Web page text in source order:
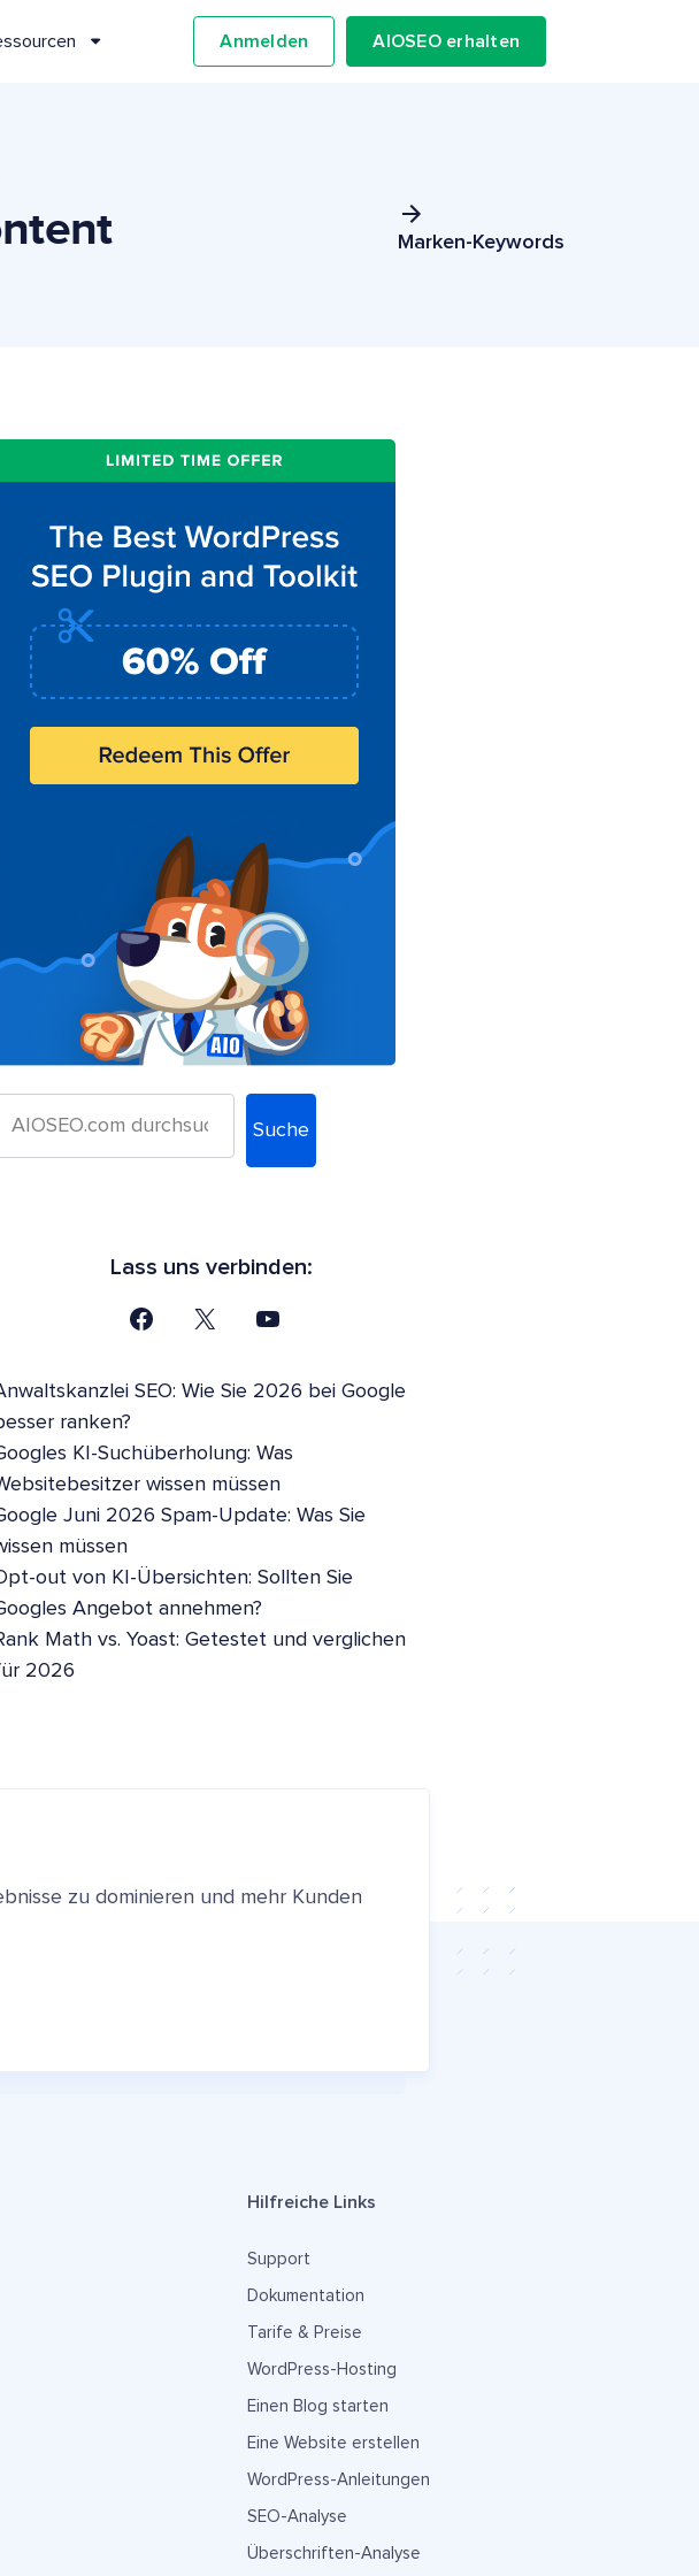
Anmelden AIOSEO erhalten
Marken-Keywords
Suche
Lass uns verbinden:
SEO: Wie Sie 2026 bei Google
ranken?
KI-Suchüberholung: Was
wissen müssen
Juni 2026 Spam-Update: Was Sie
müssen
out von KI-Übersichten: Sollten Sie
Angebot annehmen?
Math vs. Yoast: Getestet und verglichen
2026
zu dominieren und mehr Kunden
Hilfreiche Links
Support
Dokumentation
Tarife & Preise
WordPress-Hosting
Einen Blog starten
Eine Website erstellen
WordPress-Anleitungen
SEO-Analyse
Überschriften-Analyse